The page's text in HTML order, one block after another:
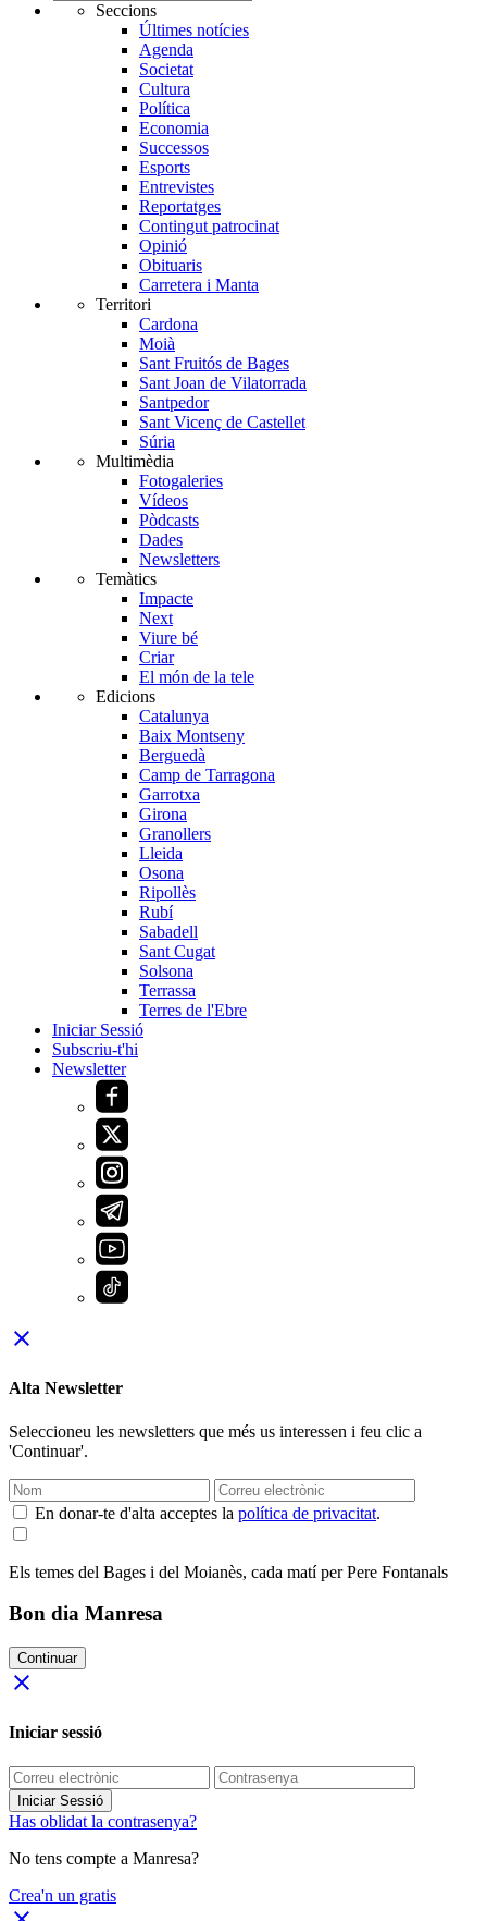
Seccions
Últimes notícies
Agenda
Societat
Cultura
Política
Economia
Successos
Esports
Entrevistes
Reportatges
Contingut patrocinat
Opinió
Obituaris
Carretera i Manta
Territori
Cardona
Moià
Sant Fruitós de Bages
Sant Joan de Vilatorrada
Santpedor
Sant Vicenç de Castellet
Súria
Multimèdia
Fotogaleries
Vídeos
Pòdcasts
Dades
Newsletters
Temàtics
Impacte
Next
Viure bé
Criar
El món de la tele
Edicions
Catalunya
Baix Montseny
Berguedà
Camp de Tarragona
Garrotxa
Girona
Granollers
Lleida
Osona
Ripollès
Rubí
Sabadell
Sant Cugat
Solsona
Terrassa
Terres de l'Ebre
Iniciar Sessió
Subscriu-t'hi
Newsletter
close
Alta Newsletter
Seleccioneu les newsletters que més us interessen i feu clic a
'Continuar'.
En donar-te d'alta acceptes la política de privacitat.
Els temes del Bages i del Moianès, cada matí per Pere Fontanals
Bon dia Manresa
Continuar
close
Iniciar sessió
Iniciar Sessió
Has oblidat la contrasenya?
No tens compte a Manresa?
Crea'n un gratis